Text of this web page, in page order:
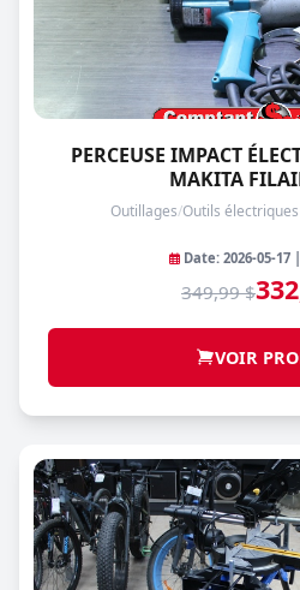
PERCEUSE IMPACT
MAKITA
Outillages/Outils
Date: 2026-05-17
349,99 $
VOIR